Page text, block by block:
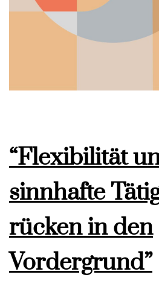
“Flexibilität
sinnhafte
rücken in den
Vordergrund”